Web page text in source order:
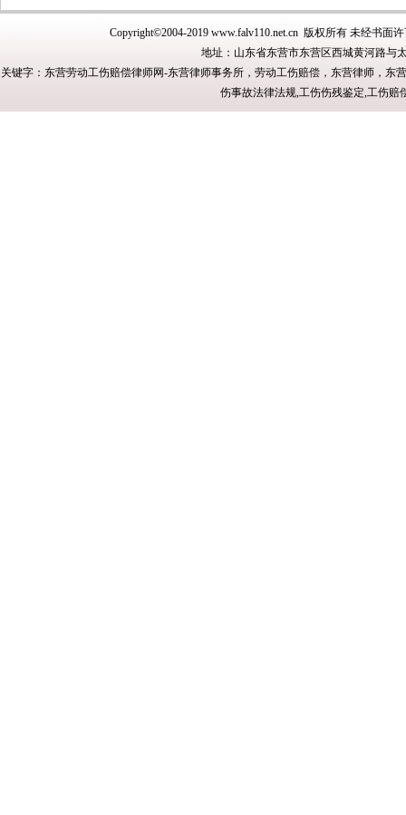
Copyright©2004-2019 www.falv110.net.cn版权所有 未经书面许
地址：山东省东营市东营区西城黄河路与
关键字：东营劳动工伤赔偿律师网-东营律师事务所，劳动工伤赔偿，东营律师，
伤事故法律法规,工伤伤残鉴定,工伤赔